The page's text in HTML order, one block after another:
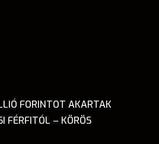
FORINTOT AKARTAK
FÉRFITÓL – KÖRÖS